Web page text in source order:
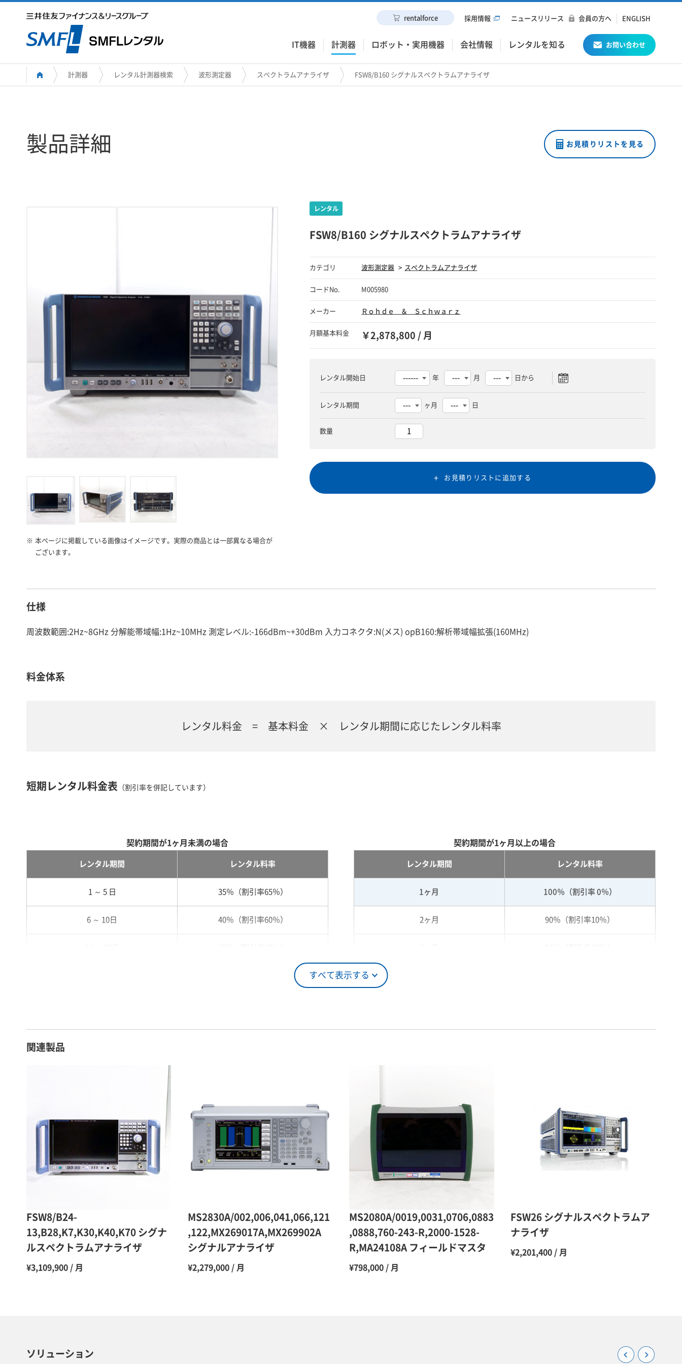
IT機器 計測器 ロボット・実用機器 会社情報 レンタルを知る お問い合わせ
rentalforce 採用情報 ニュースリリース 会員の方へ ENGLISH
計測器 レンタル計測器検索 波形測定器 スペクトラムアナライザ FSW8/B160 シグナルスペクトラムアナライザ
製品詳細 お見積りリストを見る
※ 本ページに掲載している画像はイメージです。実際の商品とは一部異なる場合が
ございます。
FSW8/B160 シグナルスペクトラムアナライザ
カテゴリ 波形測定器 スペクトラムアナライザ
コードNo. M005980
メーカー Ｒｏｈｄｅ ＆ Ｓｃｈｗａｒｚ
月額基本料金 ￥2,878,800 / 月
レンタル開始日 年 月 日から
レンタル期間 ヶ月 日
数量
お見積りリストに追加する
仕様
周波数範囲:2Hz~8GHz 分解能帯域幅:1Hz~10MHz 測定レベル:-166dBm~+30dBm 入力コネクタ:N(メス) opB160:解析帯域幅拡張(160MHz)
料金体系
レンタル料金 = 基本料金 × レンタル期間に応じたレンタル料率
短期レンタル料金表 （割引率を併記しています）
すべて表示する
契約期間が1ヶ月未満の場合
レンタル期間 レンタル料率
1 ～ 5 日 35％（割引率65％）
6 ～ 10日 40％（割引率60％）
26日 ～ 1ヶ月 100％（割引率 0％）
契約期間が1ヶ月以上の場合
レンタル期間 レンタル料率
1ヶ月 100％（割引率 0％）
2ヶ月 90％（割引率10％）
6ヶ月 65％（割引率35％）
9ヶ月 50％（割引率50％）
48％（割引率52％）
11ヶ月
関連製品
FSW8/B24-
13,B28,K7,K30,K40,K70 シグナ
ルスペクトラムアナライザ
¥3,109,900 / 月
MS2830A/002,006,041,066,121
,122,MX269017A,MX269902A
シグナルアナライザ
¥2,279,000 / 月
MS2080A/0019,0031,0706,0883
,0888,760-243-R,2000-1528-
R,MA24108A フィールドマスタ
¥798,000 / 月
FSW26 シグナルスペクトラムア
ナライザ
¥2,201,400 / 月
ソリューション